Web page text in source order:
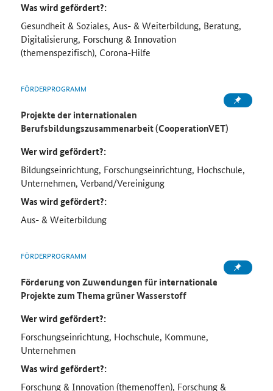
Was wird gefördert?:
Gesundheit & Soziales, Aus- & Weiterbildung, Beratung,
Digitalisierung, Forschung & Innovation
(themenspezifisch), Corona-Hilfe
FÖRDERPROGRAMM
Projekte der internationalen
Berufsbildungszusammenarbeit (CooperationVET)
Wer wird gefördert?:
Bildungseinrichtung, Forschungseinrichtung, Hochschule,
Unternehmen, Verband/Vereinigung
Was wird gefördert?:
Aus- & Weiterbildung
FÖRDERPROGRAMM
Förderung von Zuwendungen für internationale
Projekte zum Thema grüner Wasserstoff
Wer wird gefördert?:
Forschungseinrichtung, Hochschule, Kommune,
Unternehmen
Was wird gefördert?:
Forschung & Innovation (themenoffen), Forschung &